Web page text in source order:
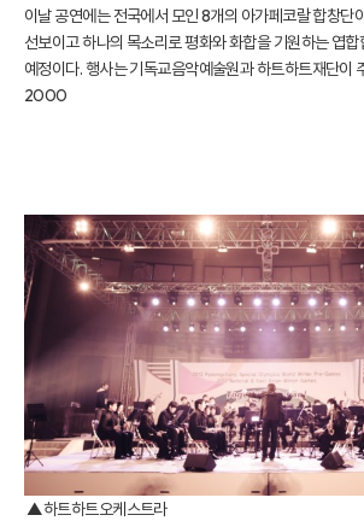
이날 공연에는 전국에서 모인 8개의 아가페코랄 합창단
선보이고 하나의 목소리로 평화와 화합을 기원하는 엽
예정이다. 행사는 기독교음악예술원과 하트하트재단
2000
▲하트하트오케스트라